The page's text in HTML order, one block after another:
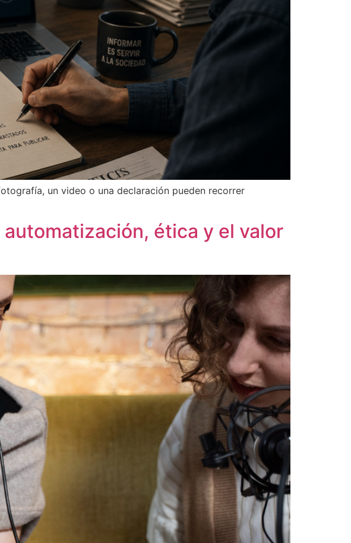
un video o una declaración pueden recorrer
ética y el valor